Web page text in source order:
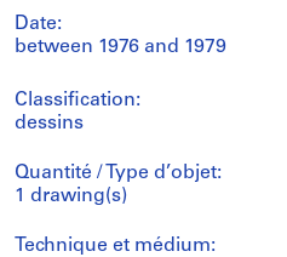
Date:
between 1976 and 1979
Classification:
dessins
Quantité / Type d’objet:
1 drawing(s)
Technique et médium: